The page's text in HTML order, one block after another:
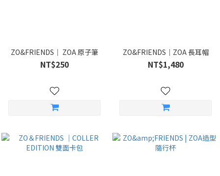
ZO&FRIENDS｜ ZOA 原子筆
NT$250
ZO&FRIENDS｜ZOA 長耳帽
NT$1,480